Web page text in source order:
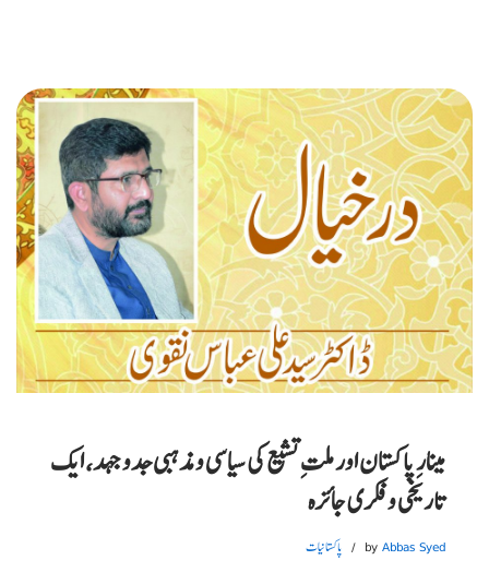
مینارِ پاکستان اور ملتِ تشیع کی سیاسی و مذہبی جدوجہد، ایک
تاریخی و فکری جائزہ
by Abbas Syed پاکستانیات